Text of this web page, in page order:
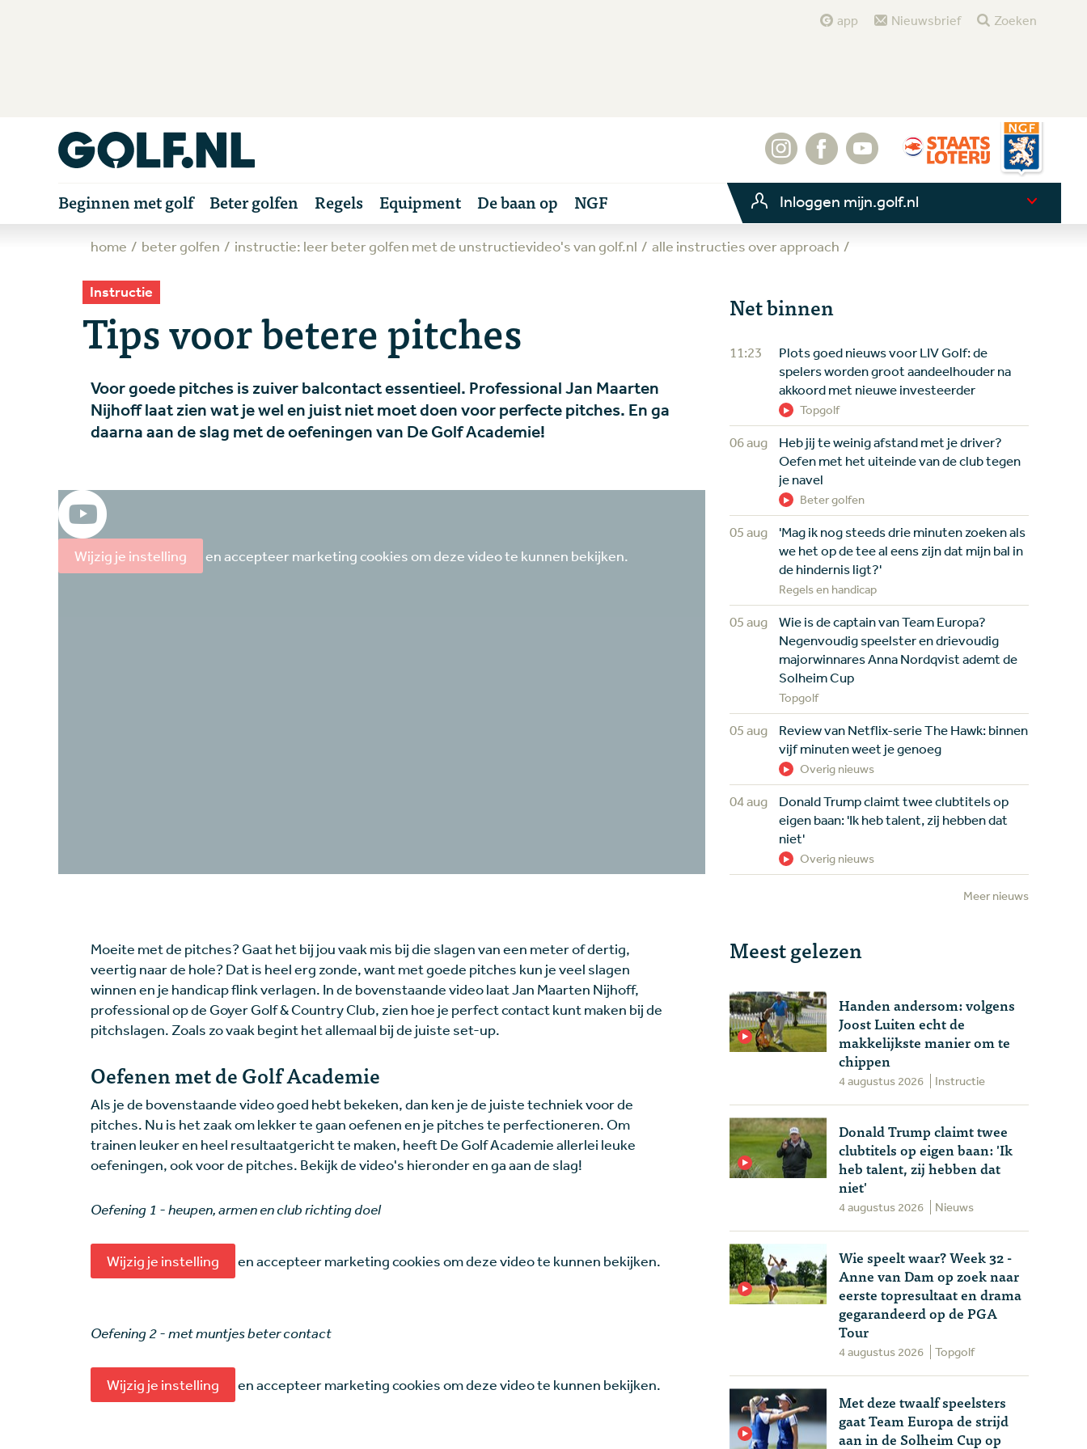
app Nieuwsbrief Zoeken
Beginnen met golf Beter golfen Regels Equipment De baan op NGF Inloggen mijn.golf.nl
home beter golfen instructie: leer beter golfen met de unstructievideo's van golf.nl alle instructies over approach
Instructie
Tips voor betere pitches
Voor goede pitches is zuiver balcontact essentieel. Professional Jan Maarten
Nijhoff laat zien wat je wel en juist niet moet doen voor perfecte pitches. En ga
daarna aan de slag met de oefeningen van De Golf Academie!
Wijzig je instelling en accepteer marketing cookies om deze video te kunnen bekijken.
Moeite met de pitches? Gaat het bij jou vaak mis bij die slagen van een meter of dertig,
veertig naar de hole? Dat is heel erg zonde, want met goede pitches kun je veel slagen
winnen en je handicap flink verlagen. In de bovenstaande video laat Jan Maarten Nijhoff,
professional op de Goyer Golf & Country Club, zien hoe je perfect contact kunt maken bij de
pitchslagen. Zoals zo vaak begint het allemaal bij de juiste set-up.
Oefenen met de Golf Academie
Als je de bovenstaande video goed hebt bekeken, dan ken je de juiste techniek voor de
pitches. Nu is het zaak om lekker te gaan oefenen en je pitches te perfectioneren. Om
trainen leuker en heel resultaatgericht te maken, heeft De Golf Academie allerlei leuke
oefeningen, ook voor de pitches. Bekijk de video's hieronder en ga aan de slag!
Oefening 1 - heupen, armen en club richting doel
Wijzig je instelling en accepteer marketing cookies om deze video te kunnen bekijken.
Oefening 2 - met muntjes beter contact
Wijzig je instelling en accepteer marketing cookies om deze video te kunnen bekijken.
Net binnen
11:23
Plots goed nieuws voor LIV Golf: de
spelers worden groot aandeelhouder na
akkoord met nieuwe investeerder
Topgolf
06 aug
Heb jij te weinig afstand met je driver?
Oefen met het uiteinde van de club tegen
je navel
Beter golfen
05 aug
'Mag ik nog steeds drie minuten zoeken als
we het op de tee al eens zijn dat mijn bal in
de hindernis ligt?'
Regels en handicap
05 aug
Wie is de captain van Team Europa?
Negenvoudig speelster en drievoudig
majorwinnares Anna Nordqvist ademt de
Solheim Cup
Topgolf
05 aug
Review van Netflix-serie The Hawk: binnen
vijf minuten weet je genoeg
Overig nieuws
04 aug
Donald Trump claimt twee clubtitels op
eigen baan: 'Ik heb talent, zij hebben dat
niet'
Overig nieuws
Meer nieuws
Meest gelezen
Handen andersom: volgens
Joost Luiten echt de
makkelijkste manier om te
chippen
4 augustus 2026 Instructie
Donald Trump claimt twee
clubtitels op eigen baan: 'Ik
heb talent, zij hebben dat
niet'
4 augustus 2026 Nieuws
Wie speelt waar? Week 32 -
Anne van Dam op zoek naar
eerste topresultaat en drama
gegarandeerd op de PGA
Tour
4 augustus 2026 Topgolf
Met deze twaalf speelsters
gaat Team Europa de strijd
aan in de Solheim Cup op